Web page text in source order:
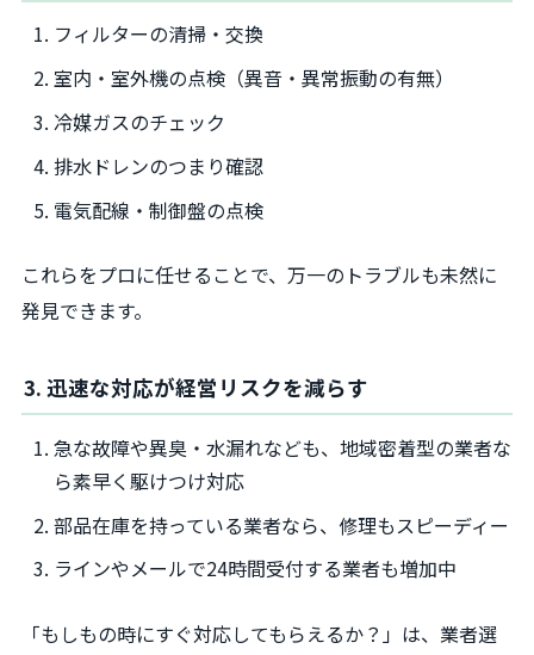
フィルターの清掃・交換
室内・室外機の点検（異音・異常振動の有無）
冷媒ガスのチェック
排水ドレンのつまり確認
電気配線・制御盤の点検
これらをプロに任せることで、万一のトラブルも未然に
発見できます。
3. 迅速な対応が経営リスクを減らす
急な故障や異臭・水漏れなども、地域密着型の業者な
ら素早く駆けつけ対応
部品在庫を持っている業者なら、修理もスピーディー
ラインやメールで24時間受付する業者も増加中
「もしもの時にすぐ対応してもらえるか？」は、業者選